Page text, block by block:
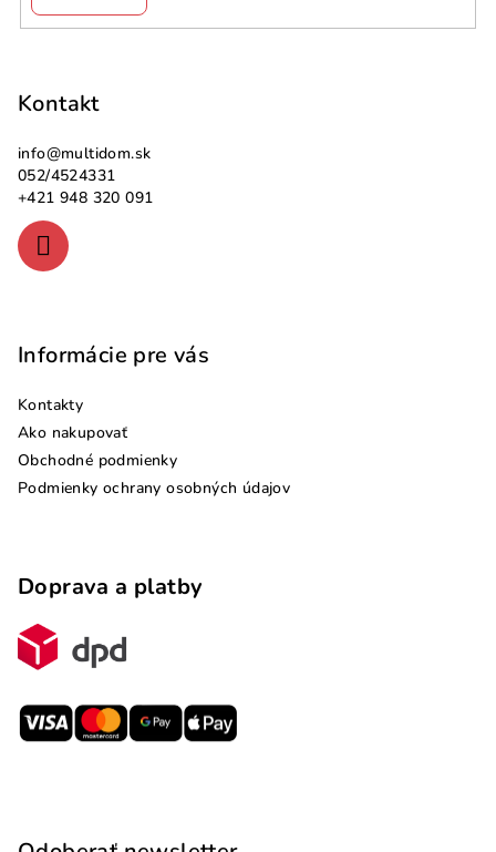
Kontakt
info@multidom.sk
052/4524331
+421 948 320 091
Informácie pre vás
Kontakty
Ako nakupovať
Obchodné podmienky
Podmienky ochrany osobných údajov
Doprava a platby